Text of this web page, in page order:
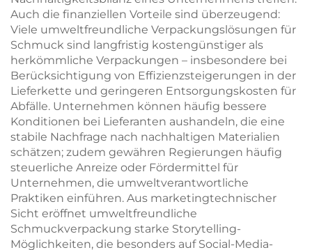
Auch die finanziellen Vorteile sind überzeugend:
Viele umweltfreundliche Verpackungslösungen für
Schmuck sind langfristig kostengünstiger als
herkömmliche Verpackungen – insbesondere bei
Berücksichtigung von Effizienzsteigerungen in der
Lieferkette und geringeren Entsorgungskosten für
Abfälle. Unternehmen können häufig bessere
Konditionen bei Lieferanten aushandeln, die eine
stabile Nachfrage nach nachhaltigen Materialien
schätzen; zudem gewähren Regierungen häufig
steuerliche Anreize oder Fördermittel für
Unternehmen, die umweltverantwortliche
Praktiken einführen. Aus marketingtechnischer
Sicht eröffnet umweltfreundliche
Schmuckverpackung starke Storytelling-
Möglichkeiten, die besonders auf Social-Media-